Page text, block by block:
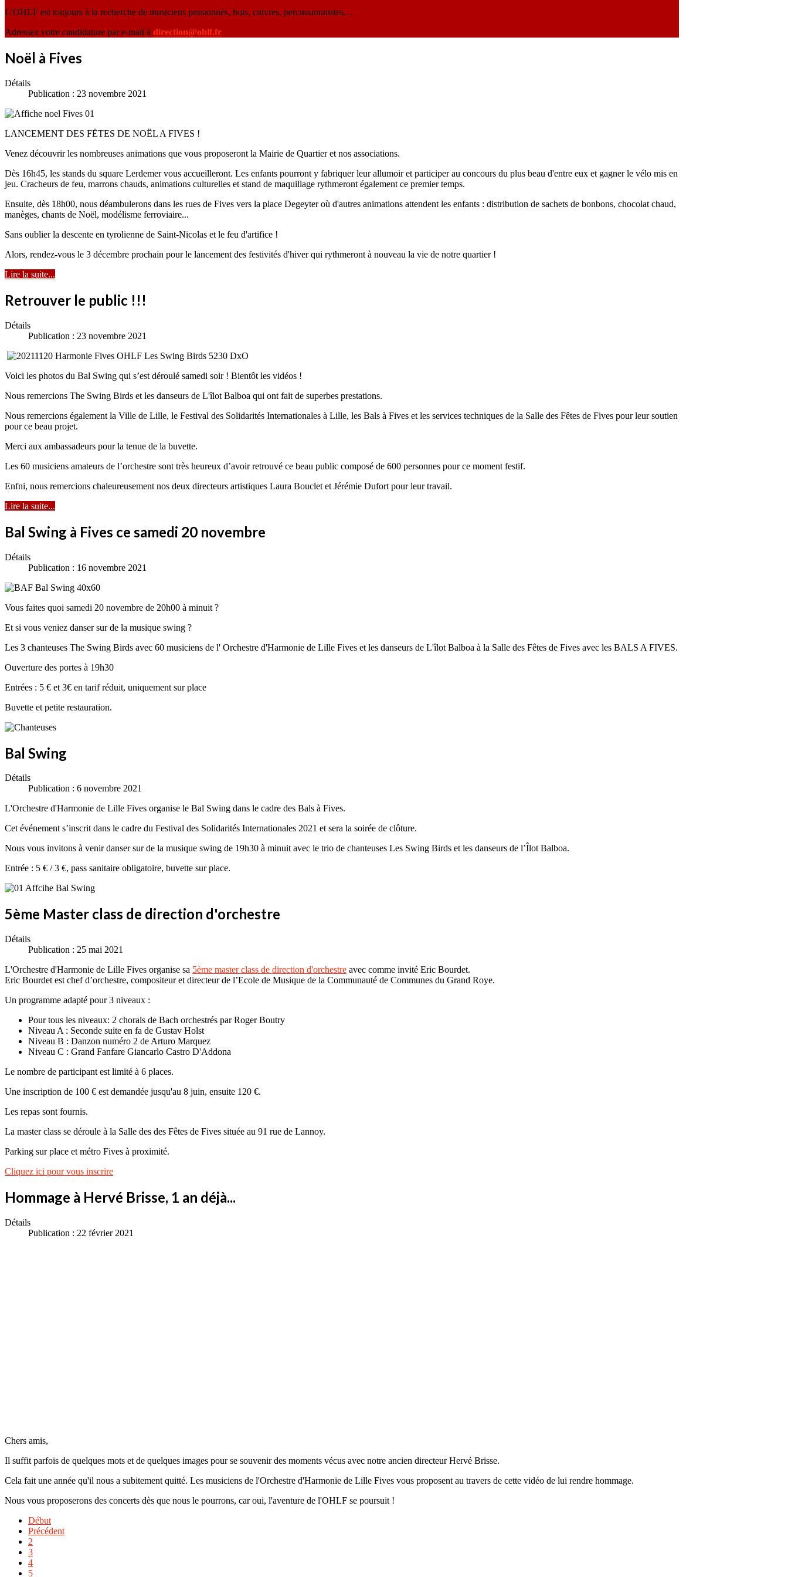
L’OHLF est toujours à la recherche de musiciens passionnés, bois, cuivres, percussionnistes…
Adressez votre candidature par e-mail à direction@ohlf.fr
Noël à Fives
Détails
Publication : 23 novembre 2021
LANCEMENT DES FËTES DE NOËL A FIVES !
Venez découvrir les nombreuses animations que vous proposeront la Mairie de Quartier et nos associations.
Dès 16h45, les stands du square Lerdemer vous accueilleront. Les enfants pourront y fabriquer leur allumoir et participer au concours du plus beau d'entre eux et gagner le vélo mis en
jeu. Cracheurs de feu, marrons chauds, animations culturelles et stand de maquillage rythmeront également ce premier temps.
Ensuite, dès 18h00, nous déambulerons dans les rues de Fives vers la place Degeyter où d'autres animations attendent les enfants : distribution de sachets de bonbons, chocolat chaud,
manèges, chants de Noël, modélisme ferroviaire...
Sans oublier la descente en tyrolienne de Saint-Nicolas et le feu d'artifice !
Alors, rendez-vous le 3 décembre prochain pour le lancement des festivités d'hiver qui rythmeront à nouveau la vie de notre quartier !
Lire la suite...
Retrouver le public !!!
Détails
Publication : 23 novembre 2021
Voici les photos du Bal Swing qui s’est déroulé samedi soir ! Bientôt les vidéos !
Nous remercions The Swing Birds et les danseurs de L'îlot Balboa qui ont fait de superbes prestations.
Nous remercions également la Ville de Lille, le Festival des Solidarités Internationales à Lille, les Bals à Fives et les services techniques de la Salle des Fêtes de Fives pour leur soutien
pour ce beau projet.
Merci aux ambassadeurs pour la tenue de la buvette.
Les 60 musiciens amateurs de l’orchestre sont très heureux d’avoir retrouvé ce beau public composé de 600 personnes pour ce moment festif.
Enfni, nous remercions chaleureusement nos deux directeurs artistiques Laura Bouclet et Jérémie Dufort pour leur travail.
Lire la suite...
Bal Swing à Fives ce samedi 20 novembre
Détails
Publication : 16 novembre 2021
Vous faites quoi samedi 20 novembre de 20h00 à minuit ?
Et si vous veniez danser sur de la musique swing ?
Les 3 chanteuses The Swing Birds avec 60 musiciens de l' Orchestre d'Harmonie de Lille Fives et les danseurs de L'îlot Balboa à la Salle des Fêtes de Fives avec les BALS A FIVES.
Ouverture des portes à 19h30
Entrées : 5 € et 3€ en tarif réduit, uniquement sur place
Buvette et petite restauration.
Bal Swing
Détails
Publication : 6 novembre 2021
L'Orchestre d'Harmonie de Lille Fives organise le Bal Swing dans le cadre des Bals à Fives.
Cet événement s’inscrit dans le cadre du Festival des Solidarités Internationales 2021 et sera la soirée de clôture.
Nous vous invitons à venir danser sur de la musique swing de 19h30 à minuit avec le trio de chanteuses Les Swing Birds et les danseurs de l’Îlot Balboa.
Entrée : 5 € / 3 €, pass sanitaire obligatoire, buvette sur place.
5ème Master class de direction d'orchestre
Détails
Publication : 25 mai 2021
L'Orchestre d'Harmonie de Lille Fives organise sa 5ème master class de direction d'orchestre avec comme invité Eric Bourdet.
Eric Bourdet est chef d’orchestre, compositeur et directeur de l’Ecole de Musique de la Communauté de Communes du Grand Roye.
Un programme adapté pour 3 niveaux :
Pour tous les niveaux: 2 chorals de Bach orchestrés par Roger Boutry
Niveau A : Seconde suite en fa de Gustav Holst
Niveau B : Danzon numéro 2 de Arturo Marquez
Niveau C : Grand Fanfare Giancarlo Castro D'Addona
Le nombre de participant est limité à 6 places.
Une inscription de 100 € est demandée jusqu'au 8 juin, ensuite 120 €.
Les repas sont fournis.
La master class se déroule à la Salle des des Fêtes de Fives située au 91 rue de Lannoy.
Parking sur place et métro Fives à proximité.
Cliquez ici pour vous inscrire
Hommage à Hervé Brisse, 1 an déjà...
Détails
Publication : 22 février 2021
Chers amis,
Il suffit parfois de quelques mots et de quelques images pour se souvenir des moments vécus avec notre ancien directeur Hervé Brisse.
Cela fait une année qu'il nous a subitement quitté. Les musiciens de l'Orchestre d'Harmonie de Lille Fives vous proposent au travers de cette vidéo de lui rendre hommage.
Nous vous proposerons des concerts dès que nous le pourrons, car oui, l'aventure de l'OHLF se poursuit !
Début
Précédent
2
3
4
5